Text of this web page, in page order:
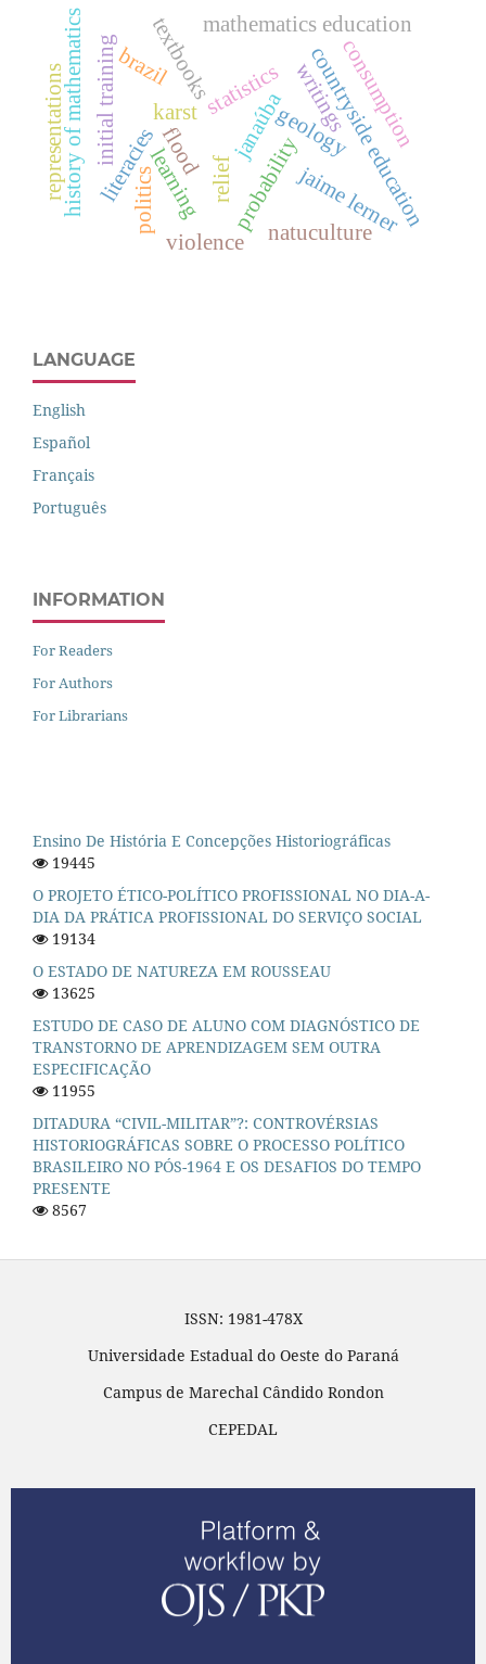
geology
janaúba
karst
flood
relief
writings
countryside education
learning
literacies
statistics
probability
textbooks
history of mathematics mathematics education
initial training
jaime lerner
politics
representations consumption
natuculture
brazil
violence
LANGUAGE
English
Español
Français
Português
INFORMATION
For Readers
For Authors
For Librarians
Ensino De História E Concepções Historiográficas
19445
O PROJETO ÉTICO-POLÍTICO PROFISSIONAL NO DIA-A-
DIA DA PRÁTICA PROFISSIONAL DO SERVIÇO SOCIAL
19134
O ESTADO DE NATUREZA EM ROUSSEAU
13625
ESTUDO DE CASO DE ALUNO COM DIAGNÓSTICO DE
TRANSTORNO DE APRENDIZAGEM SEM OUTRA
ESPECIFICAÇÃO
11955
DITADURA “CIVIL-MILITAR”?: CONTROVÉRSIAS
HISTORIOGRÁFICAS SOBRE O PROCESSO POLÍTICO
BRASILEIRO NO PÓS-1964 E OS DESAFIOS DO TEMPO
PRESENTE
8567
ISSN: 1981-478X
Universidade Estadual do Oeste do Paraná
Campus de Marechal Cândido Rondon
CEPEDAL